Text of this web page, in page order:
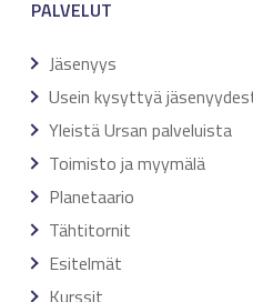
PALVELUT
Jäsenyys
Usein kysyttyä
Yleistä Ursan palveluista
Toimisto ja myymälä
Planetaario
Tähtitornit
Esitelmät
Kurssit